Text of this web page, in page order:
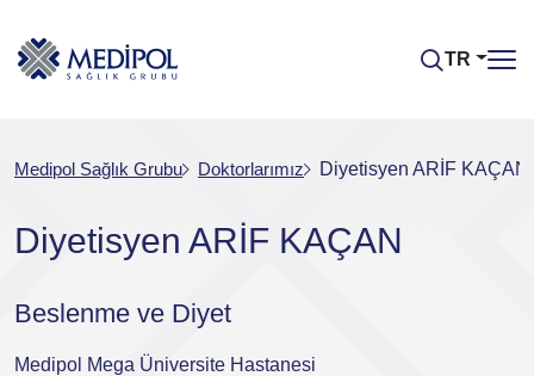
TR
Medipol Sağlık Grubu Doktorlarımız Diyetisyen ARİF KAÇAN
Diyetisyen ARİF KAÇAN
Beslenme ve Diyet
Medipol Mega Üniversite Hastanesi